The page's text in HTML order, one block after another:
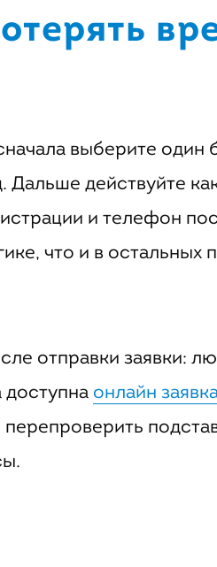
выберите один
действуйте
и телефон
что и в остальных
отправки заявки:
доступна онлайн